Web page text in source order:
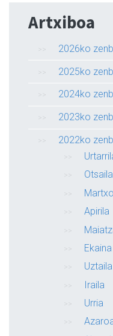
Artxiboa
2026ko
2025ko
2024ko
2023ko
2022ko
Otsaila
Apirila
Ekaina
Uztaila
Iraila
Urria